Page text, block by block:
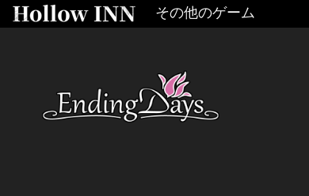
その他のゲーム